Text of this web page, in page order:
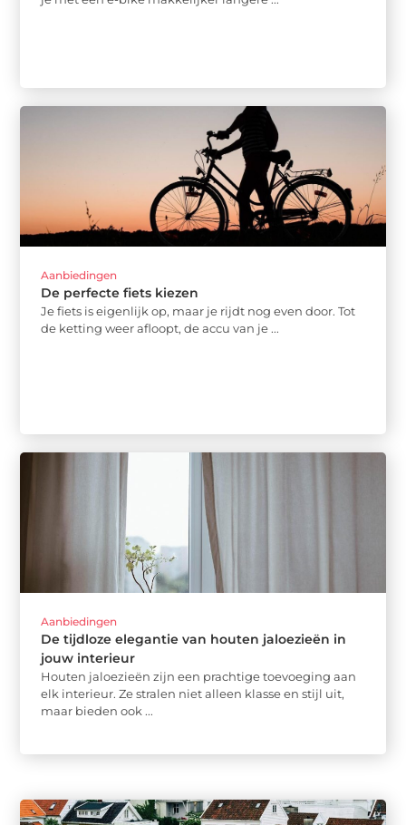
Aanbiedingen
De perfecte fiets kiezen
Je fiets is eigenlijk op, maar je rijdt nog even door. Tot
de ketting weer afloopt, de accu van je ...
Aanbiedingen
De tijdloze elegantie van houten jaloezieën in
jouw interieur
Houten jaloezieën zijn een prachtige toevoeging aan
elk interieur. Ze stralen niet alleen klasse en stijl uit,
maar bieden ook ...